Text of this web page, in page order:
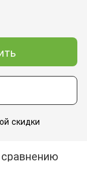
скидки